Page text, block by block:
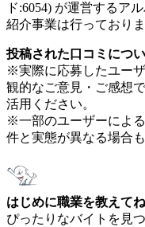
ド:6054) が運営するア
紹介事業は行っておりま
投稿された口コミにつ
※実際に応募したユー
観的なご意見・ご感想
活用ください。
※一部のユーザーによ
件と実態が異なる場合も
はじめに職業を教えてね
ぴったりなバイトを見